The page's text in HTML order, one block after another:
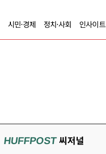
시민·경제 정치·사회 인사이트
HUFFPOST씨저널